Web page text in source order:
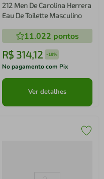
212 Men De Carolina Herrera
Eau De Toilette Masculino
11.022 pontos
R$ 314,12 -19%
No pagamento com Pix
Ver detalhes